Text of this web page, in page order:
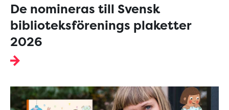
De nomineras till Svensk
biblioteksförenings plaketter
2026